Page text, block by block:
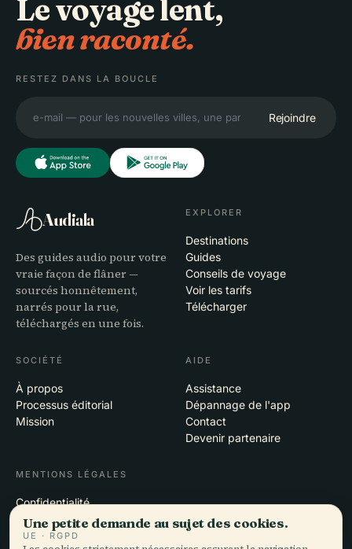
Le voyage lent,
bien raconté.
RESTEZ DANS LA BOUCLE
Rejoindre
Audiala
Des guides audio pour votre
vraie façon de flâner —
sourcés honnêtement,
narrés pour la rue,
téléchargés en une fois.
EXPLORER
Destinations
Guides
Conseils de voyage
Voir les tarifs
Télécharger
SOCIÉTÉ
À propos
Processus éditorial
Mission
AIDE
Assistance
Dépannage de l'app
Contact
Devenir partenaire
MENTIONS LÉGALES
Confidentialité
Conditions
Paramètres des cookies
Une petite demande au sujet des cookies.
UE · RGPD